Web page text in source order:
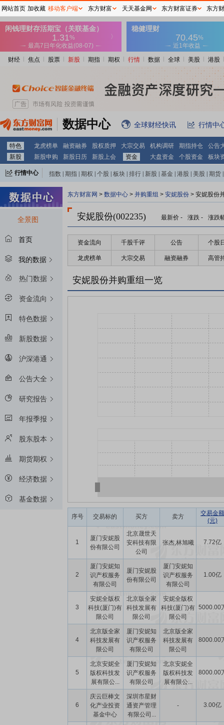
财经 焦点 股票 新股 期指 期权 行情 数据 全球 美股 港股
数据中心 全球财经快讯 行情中
特色 龙虎榜单 融资融券 股权质押 大宗交易 机构调研 期指持仓
公告
新股
新股申购 新股日历 新股上会 资金 大盘资金 个股资金 板块
行情中心 指数 期指 期权 个股 板块 排行 新股 基金 港股 美股 期货
全景图
首页
我的数据
热门数据
资金流向
特色数据
新股数据
沪深港通
公告大全
研究报告
年报季报
股东股本
期货期权
经济数据
基金数据
东方财富网 > 数据中心 > 并购重组 > 安妮股份 > 安妮股份
安妮股份(002235) 最新价 - 涨跌 - 涨跌
资金流向 千股千评 公告 个股
龙虎榜单 大宗交易 融资融券 高管
安妮股份并购重组一览
序号 交易标的 买方 卖方
交易金额
(元)
1
厦门安妮股
份有限公司
北京晟世天
安科技有限
公司
张杰,林旭曦 7.72亿
2
厦门安妮知
识产权服务
有限公司
厦门安妮股
份有限公司
厦门安妮知
识产权服务
有限公司
1.00亿
3
安妮全版权
科技(厦门)有
限公司
北京版全家
科技发展有
限公司
安妮全版权
科技(厦门)有
限公司
5000.00
4
北京版全家
科技发展有
限公司
厦门安妮知
识产权服务
有限公司
北京版全家
科技发展有
限公司
8000.00
5
北京安妮全
版权科技发
展有限公...
厦门安妮知
识产权服务
有限公司
北京安妮全
版权科技发
展有限公...
8000.00
6
庆云巨棒文
化产业投资
基金中心
深圳市星财
通资产管理
有限公司...
- 3.00亿
网站首页 加收藏 移动客户端 东方财富 天天基金网 东方财富证券 东方